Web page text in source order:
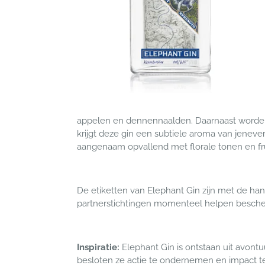
appelen en dennennaalden. Daarnaast
krijgt deze gin een subtiele aroma van
aangenaam opvallend met florale tonen en
De etiketten van Elephant Gin zijn met de
partnerstichtingen momenteel helpen
Inspiratie: Elephant Gin is ontstaan ​​uit
besloten ze actie te ondernemen en impact